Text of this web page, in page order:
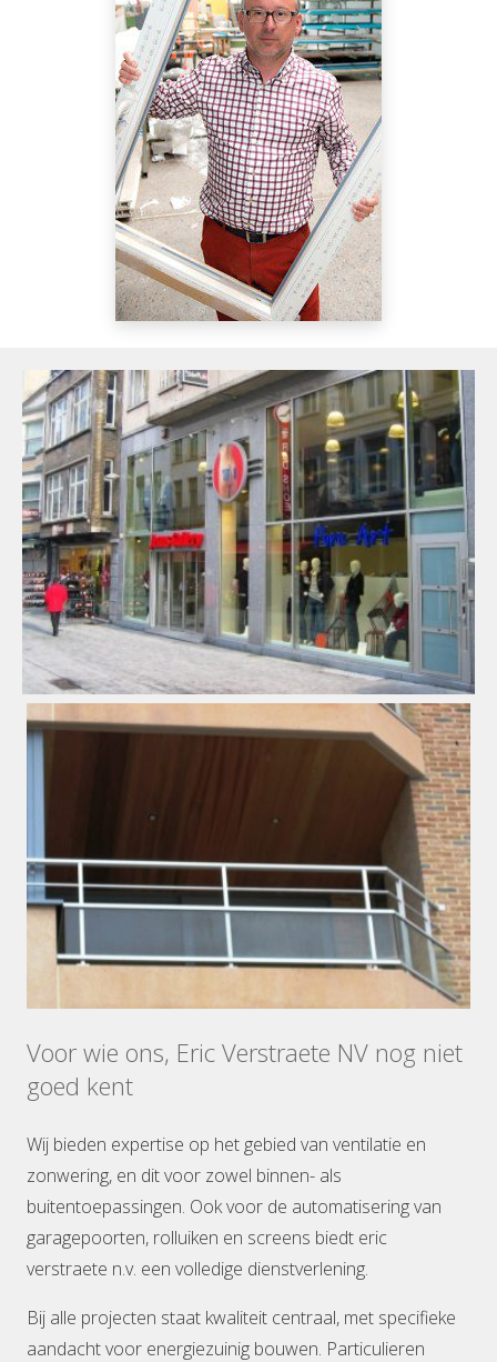
Voor wie ons, Eric Verstraete NV nog niet
goed kent
Wij bieden expertise op het gebied van ventilatie en
zonwering, en dit voor zowel binnen- als
buitentoepassingen. Ook voor de automatisering van
garagepoorten, rolluiken en screens biedt eric
verstraete n.v. een volledige dienstverlening.
Bij alle projecten staat kwaliteit centraal, met specifieke
aandacht voor energiezuinig bouwen. Particulieren